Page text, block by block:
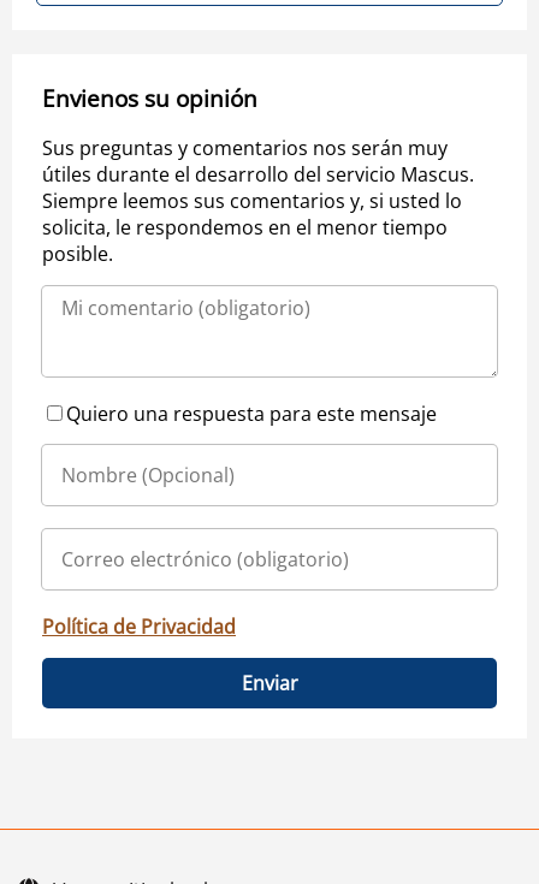
Envienos su opinión
Sus preguntas y comentarios nos serán muy
útiles durante el desarrollo del servicio Mascus.
Siempre leemos sus comentarios y, si usted lo
solicita, le respondemos en el menor tiempo
posible.
Quiero una respuesta para este mensaje
Política de Privacidad
Enviar